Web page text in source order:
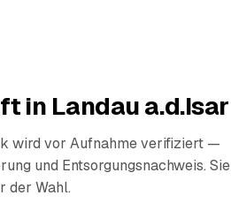
in Landau a.d.Isar
wird vor Aufnahme verifiziert —
und Entsorgungsnachweis. Sie
der Wahl.